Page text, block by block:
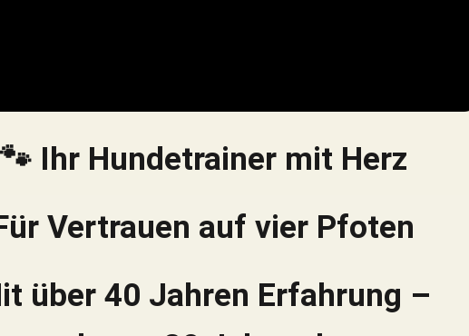
🐾 Ihr Hundetrainer mit Herz
Vertrauen auf vier Pfoten
über 40 Jahren Erfahrung –